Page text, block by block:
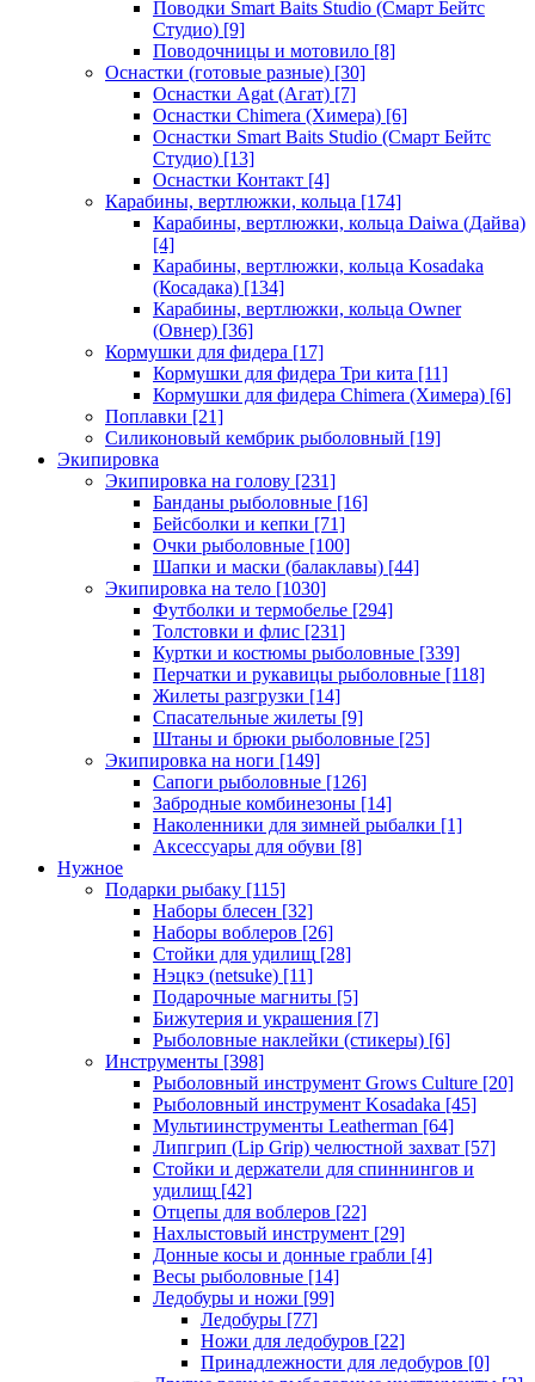
Поводки Smart Baits Studio (Смарт Бейтс
Студио) [9]
Поводочницы и мотовило [8]
Оснастки (готовые разные) [30]
Оснастки Agat (Агат) [7]
Оснастки Chimera (Химера) [6]
Оснастки Smart Baits Studio (Смарт Бейтс
Студио) [13]
Оснастки Контакт [4]
Карабины, вертлюжки, кольца [174]
Карабины, вертлюжки, кольца Daiwa (Дайва)
[4]
Карабины, вертлюжки, кольца Kosadaka
(Косадака) [134]
Карабины, вертлюжки, кольца Owner
(Овнер) [36]
Кормушки для фидера [17]
Кормушки для фидера Три кита [11]
Кормушки для фидера Chimera (Химера) [6]
Поплавки [21]
Силиконовый кембрик рыболовный [19]
Экипировка
Экипировка на голову [231]
Банданы рыболовные [16]
Бейсболки и кепки [71]
Очки рыболовные [100]
Шапки и маски (балаклавы) [44]
Экипировка на тело [1030]
Футболки и термобелье [294]
Толстовки и флис [231]
Куртки и костюмы рыболовные [339]
Перчатки и рукавицы рыболовные [118]
Жилеты разгрузки [14]
Спасательные жилеты [9]
Штаны и брюки рыболовные [25]
Экипировка на ноги [149]
Сапоги рыболовные [126]
Забродные комбинезоны [14]
Наколенники для зимней рыбалки [1]
Аксессуары для обуви [8]
Нужное
Подарки рыбаку [115]
Наборы блесен [32]
Наборы воблеров [26]
Стойки для удилищ [28]
Нэцкэ (netsuke) [11]
Подарочные магниты [5]
Бижутерия и украшения [7]
Рыболовные наклейки (стикеры) [6]
Инструменты [398]
Рыболовный инструмент Grows Culture [20]
Рыболовный инструмент Kosadaka [45]
Мультиинструменты Leatherman [64]
Липгрип (Lip Grip) челюстной захват [57]
Стойки и держатели для спиннингов и
удилищ [42]
Отцепы для воблеров [22]
Нахлыстовый инструмент [29]
Донные косы и донные грабли [4]
Весы рыболовные [14]
Ледобуры и ножи [99]
Ледобуры [77]
Ножи для ледобуров [22]
Принадлежности для ледобуров [0]